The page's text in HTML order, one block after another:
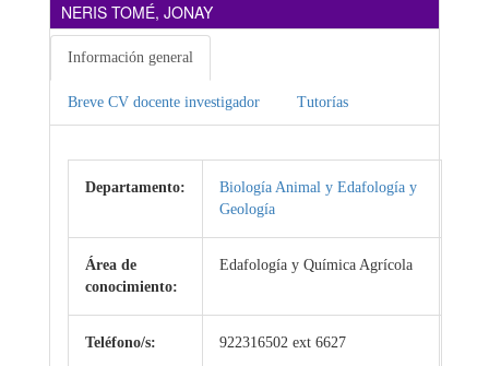
NERIS TOMÉ, JONAY
Información general
Breve CV docente investigador Tutorías
Departamento:
Biología Animal y Edafología y
Geología
Área de
conocimiento:
Edafología y Química Agrícola
Teléfono/s: 922316502 ext 6627